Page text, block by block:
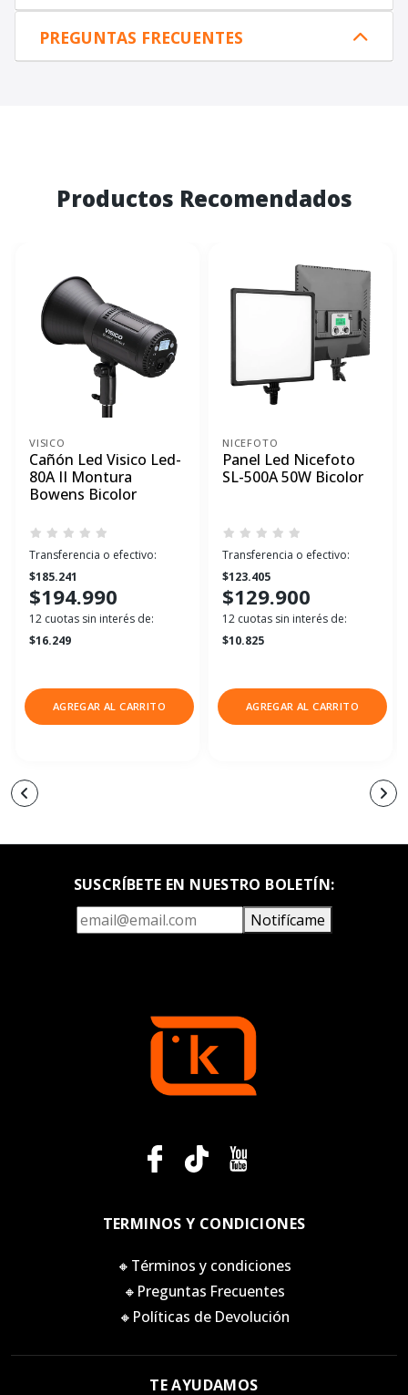
PREGUNTAS FRECUENTES
Productos Recomendados
VISICO
Cañón Led Visico Led-
80A II Montura
Bowens Bicolor
Transferencia o efectivo:
$185.241
$194.990
12 cuotas sin interés de:
$16.249
AGREGAR AL CARRITO
NICEFOTO
Panel Led Nicefoto
SL-500A 50W Bicolor
Transferencia o efectivo:
$123.405
$129.900
12 cuotas sin interés de:
$10.825
AGREGAR AL CARRITO
SUSCRÍBETE EN NUESTRO BOLETÍN:
Notifícame
TERMINOS Y CONDICIONES
🔸Términos y condiciones
🔸Preguntas Frecuentes
🔸Políticas de Devolución
TE AYUDAMOS